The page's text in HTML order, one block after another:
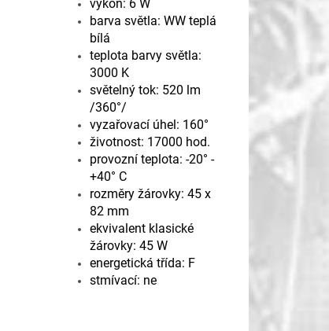
výkon: 6 W
barva světla: WW teplá
bílá
teplota barvy světla:
3000 K
světelný tok: 520 lm
/360°/
vyzařovací úhel: 160°
životnost: 17000 hod.
provozní teplota: -20° -
+40° C
rozměry žárovky: 45 x
82mm
ekvivalent klasické
žárovky: 45 W
energetická třída: F
stmívací: ne